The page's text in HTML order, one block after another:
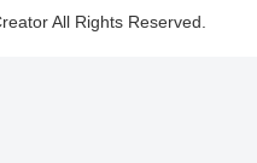
All Rights Reserved.